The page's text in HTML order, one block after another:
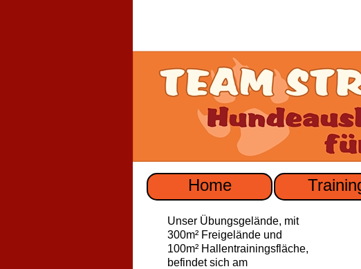
Home
Unser Übungsgelände, mit
300m² Freigelände und
100m² Hallentrainingsfläche,
befindet sich am